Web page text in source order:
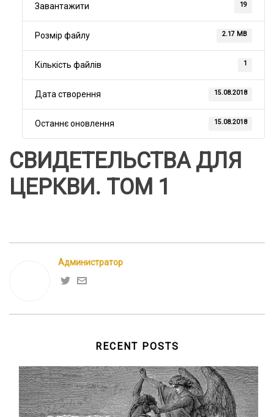
Завантажити 19
Розмір файлу 2.17 MB
Кількість файлів 1
Дата створення 15.08.2018
Останнє оновлення 15.08.2018
СВИДЕТЕЛЬСТВА ДЛЯ
ЦЕРКВИ. ТОМ 1
Администратор
RECENT POSTS